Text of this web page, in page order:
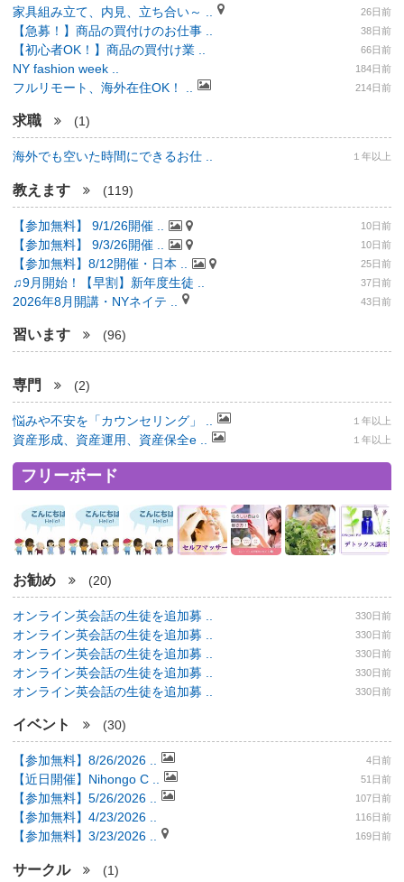
家具組み立て、内見、立ち合い～ .. 26日前
【急募！】商品の買付けのお仕事 .. 38日前
【初心者OK！】商品の買付け業 .. 66日前
NY fashion week .. 184日前
フルリモート、海外在住OK！ .. 214日前
求職 (1)
海外でも空いた時間にできるお仕 .. １年以上
教えます (119)
【参加無料】 9/1/26開催 .. 10日前
【参加無料】 9/3/26開催 .. 10日前
【参加無料】8/12開催・日本 .. 25日前
♫9月開始！【早割】新年度生徒 .. 37日前
2026年8月開講・NYネイテ .. 43日前
習います (96)
専門 (2)
悩みや不安を「カウンセリング」 .. １年以上
資産形成、資産運用、資産保全e .. １年以上
フリーボード
お勧め (20)
オンライン英会話の生徒を追加募 .. 330日前
オンライン英会話の生徒を追加募 .. 330日前
オンライン英会話の生徒を追加募 .. 330日前
オンライン英会話の生徒を追加募 .. 330日前
オンライン英会話の生徒を追加募 .. 330日前
イベント (30)
【参加無料】8/26/2026 .. 4日前
【近日開催】Nihongo C .. 51日前
【参加無料】5/26/2026 .. 107日前
【参加無料】4/23/2026 .. 116日前
【参加無料】3/23/2026 .. 169日前
サークル (1)